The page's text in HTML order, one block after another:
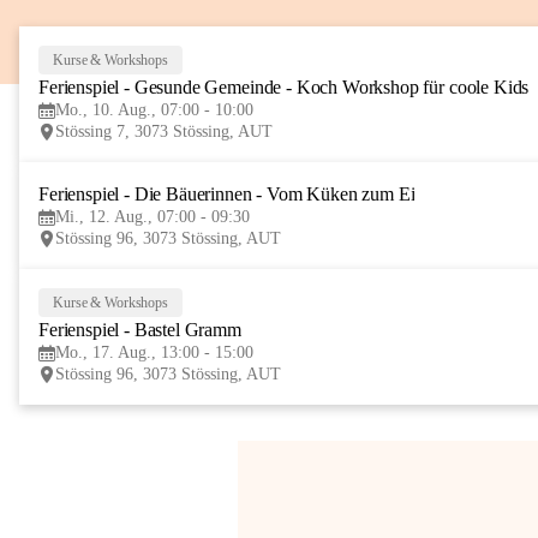
Kurse & Workshops
Ferienspiel - Gesunde Gemeinde - Koch Workshop für coole Kids
Mo., 10. Aug., 07:00 - 10:00
Stössing 7, 3073 Stössing, AUT
Ferienspiel - Die Bäuerinnen - Vom Küken zum Ei
Mi., 12. Aug., 07:00 - 09:30
Stössing 96, 3073 Stössing, AUT
Kurse & Workshops
Ferienspiel - Bastel Gramm
Mo., 17. Aug., 13:00 - 15:00
Stössing 96, 3073 Stössing, AUT